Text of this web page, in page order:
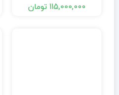
115,000,000 تومان